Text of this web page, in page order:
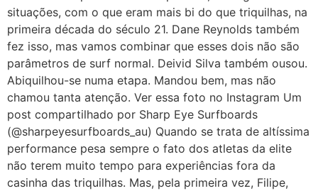
situações, com o que eram mais bi do que triquilhas, na
primeira década do século 21. Dane Reynolds também
fez isso, mas vamos combinar que esses dois não são
parâmetros de surf normal. Deivid Silva também ousou.
Abiquilhou-se numa etapa. Mandou bem, mas não
chamou tanta atenção. Ver essa foto no Instagram Um
post compartilhado por Sharp Eye Surfboards
(@sharpeyesurfboards_au) Quando se trata de altíssima
performance pesa sempre o fato dos atletas da elite
não terem muito tempo para experiências fora da
casinha das triquilhas. Mas, pela primeira vez, Filipe,